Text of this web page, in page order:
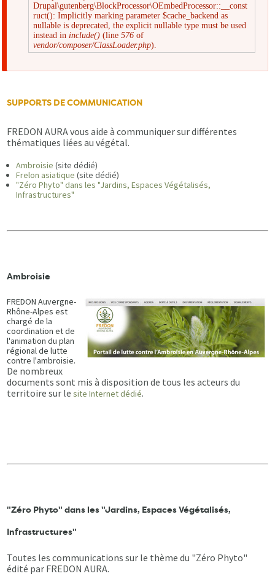
Message
d'erreur
Drupal\gutenberg\BlockProcessor\OEmbedProcessor::__const
ruct(): Implicitly marking parameter $cache_backend as
nullable is deprecated, the explicit nullable type must be used
instead in include() (line576 of
vendor/composer/ClassLoader.php).
SUPPORTS DE COMMUNICATION
FREDON AURA vous aide à communiquer sur différentes
thématiques liées au végétal.
Ambroisie (site dédié)
Frelon asiatique (site dédié)
"Zéro Phyto" dans les "Jardins, Espaces Végétalisés,
Infrastructures"
Ambroisie
FREDON Auvergne-
Rhône-Alpes est
chargé de la
coordination et de
l'animation du plan
régional de lutte
contre l'ambroisie.
De nombreux
documents sont mis à disposition de tous les acteurs du
territoire sur lesite Internet dédié.
"Zéro Phyto" dans les "Jardins, Espaces Végétalisés,
Infrastructures"
Toutes les communications sur le thème du "Zéro Phyto"
édité par FREDON AURA.